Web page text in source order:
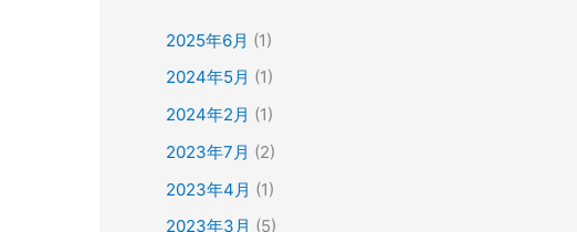
2025年6月 (1)
2024年5月 (1)
2024年2月 (1)
2023年7月 (2)
2023年4月 (1)
2023年3月 (5)